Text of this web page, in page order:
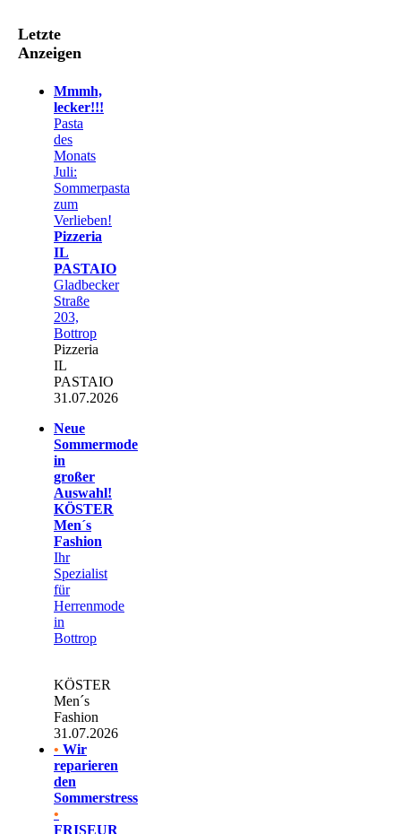
Letzte
Anzeigen
Mmmh,
lecker!!!
Pasta
des
Monats
Juli:
Sommerpasta
zum
Verlieben!
Pizzeria
IL
PASTAIO
Gladbecker
Straße
203,
Bottrop
Pizzeria
IL
PASTAIO
31.07.2026
Neue
Sommermode
in
großer
Auswahl!
KÖSTER
Men´s
Fashion
Ihr
Spezialist
für
Herrenmode
in
Bottrop
KÖSTER
Men´s
Fashion
31.07.2026
• Wir
reparieren
den
Sommerstress
•
FRISEUR